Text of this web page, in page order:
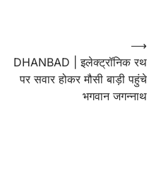
DHANBAD | इलेक्ट्रॉनिक रथ
पर सवार होकर मौसी बाड़ी पहुंचे
भगवान जगन्नाथ
⟶